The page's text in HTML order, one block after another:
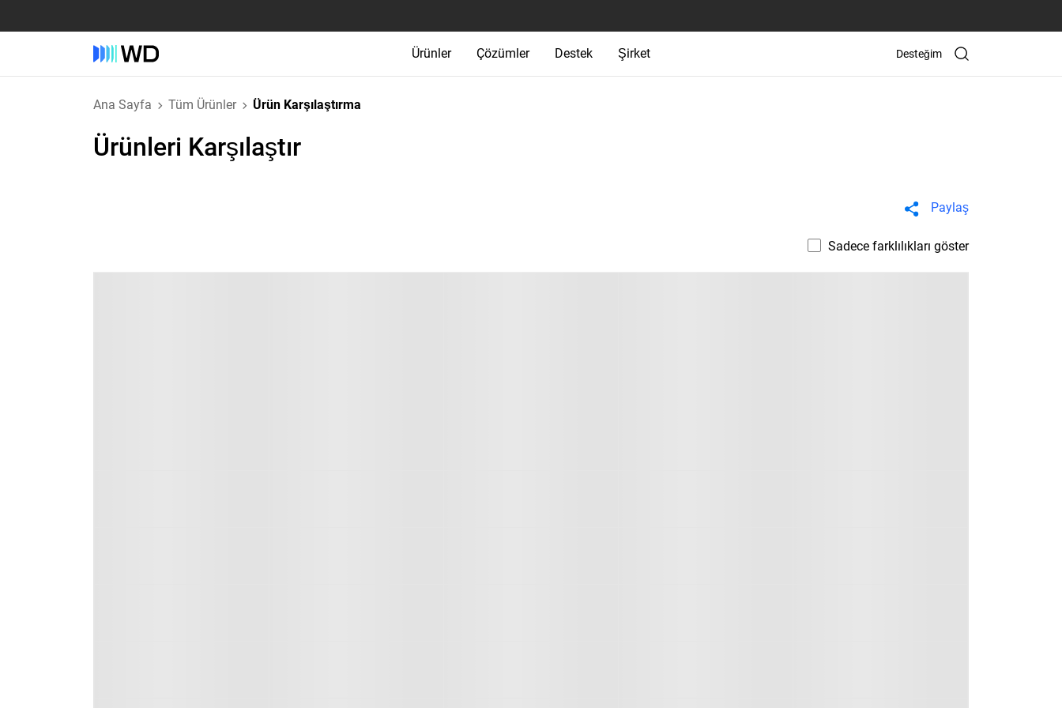
Ürünler Çözümler Destek Şirket Desteğim
Ana Sayfa Tüm Ürünler Ürün Karşılaştırma
Ürünleri Karşılaştır
Paylaş
Sadece farklılıkları göster